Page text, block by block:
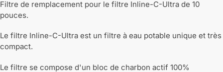
Filtre de remplacement pour le filtre Inline-C-Ultra de 10
pouces.
Le filtre Inline-C-Ultra est un filtre à eau potable unique et très
compact.
Le filtre se compose d'un bloc de charbon actif 100%